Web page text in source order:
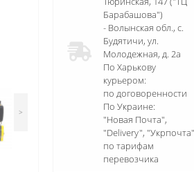
>
Барабашова")
- Волынская обл., c.
Будятичи, ул.
Молодежная, д. 2а
По Харькову
курьером:
по договоренности
По Украине:
"Новая Почта",
"Delivery", "Укрпочта"
по тарифам
перевозчика